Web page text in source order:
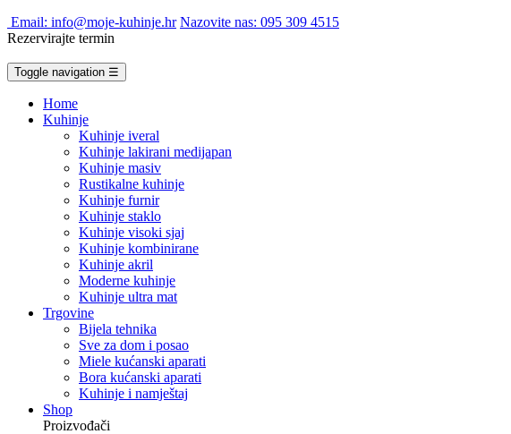
Email: info@moje-kuhinje.hr Nazovite nas: 095 309 4515
Rezervirajte termin
Toggle navigation ☰
Home
Kuhinje
Kuhinje iveral
Kuhinje lakirani medijapan
Kuhinje masiv
Rustikalne kuhinje
Kuhinje furnir
Kuhinje staklo
Kuhinje visoki sjaj
Kuhinje kombinirane
Kuhinje akril
Moderne kuhinje
Kuhinje ultra mat
Trgovine
Bijela tehnika
Sve za dom i posao
Miele kućanski aparati
Bora kućanski aparati
Kuhinje i namještaj
Shop
Proizvođači